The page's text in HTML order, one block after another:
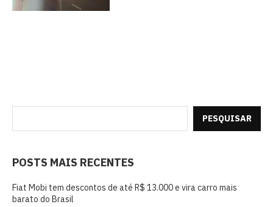
PESQUISAR
POSTS MAIS RECENTES
Fiat Mobi tem descontos de até R$ 13.000 e vira carro mais
barato do Brasil